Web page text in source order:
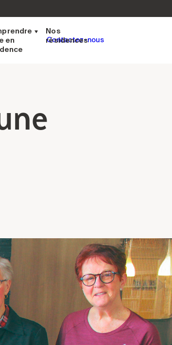
en
Nos
résidences
Contactez-nous